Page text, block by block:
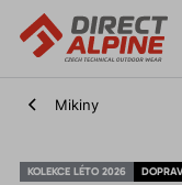
Mikiny
KOLEKCE LÉTO 2026